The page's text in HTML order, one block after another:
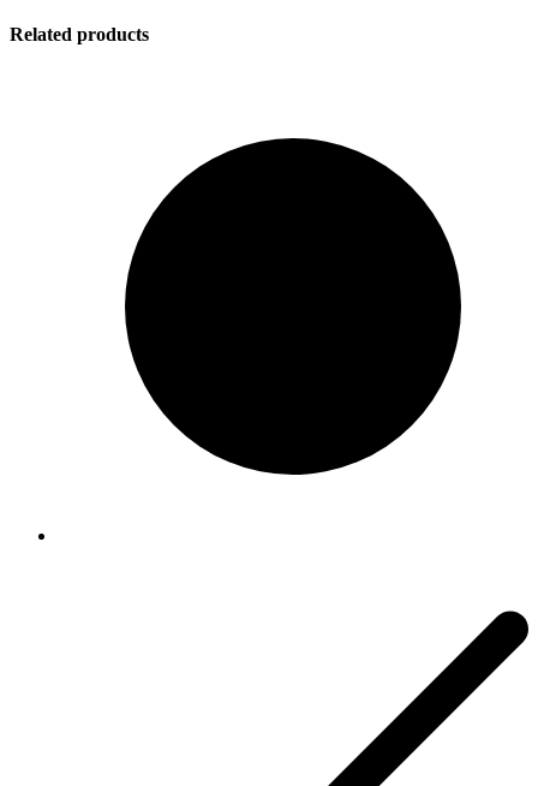
Related products